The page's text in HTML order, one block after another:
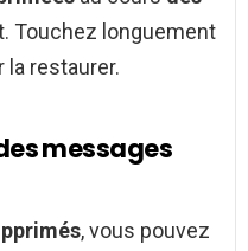
Touchez longuement
la restaurer.
messages
, vous pouvez